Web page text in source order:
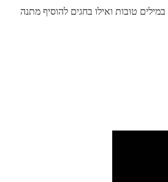
טובות ואילו בחגים להוסיף מתנה